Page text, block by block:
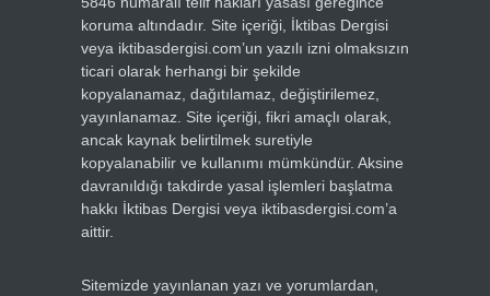
koruma altındadır. Site içeriği, İktibas Dergisi
veya iktibasdergisi.com’un yazılı izni olmaksızın
ticari olarak herhangi bir şekilde
kopyalanamaz, dağıtılamaz, değiştirilemez,
yayınlanamaz. Site içeriği, fikri amaçlı olarak,
ancak kaynak belirtilmek suretiyle
kopyalanabilir ve kullanımı mümkündür. Aksine
davranıldığı takdirde yasal işlemleri başlatma
hakkı İktibas Dergisi veya iktibasdergisi.com’a
aittir.
Sitemizde yayınlanan yazı ve yorumlardan,